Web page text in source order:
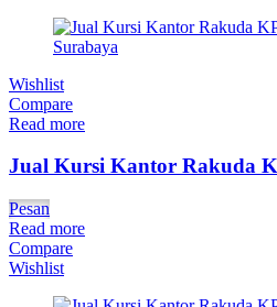
Wishlist
Compare
Read more
Jual Kursi Kantor Rakuda
Pesan
Read more
Compare
Wishlist